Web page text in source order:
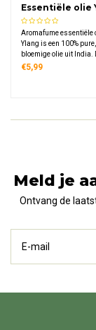
Essentiële olie
Ylang
Aromafume essentiële
Ylang is een 100%
bloemige olie uit India.
zoete geur creëert een
€5,99
Meld je
Ontvang de